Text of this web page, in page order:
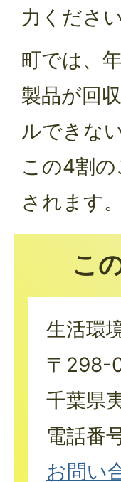
力ください
町では、
製品が回
ルできな
この4割
されます。
こ
生活環
〒298-
千葉県
電話番
お問い